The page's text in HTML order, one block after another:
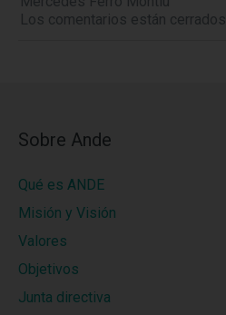
Los comentarios están cerrados.
Sobre Ande
Qué es ANDE
Misión y Visión
Valores
Objetivos
Junta directiva